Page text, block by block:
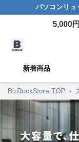
パソコンリュ
5,000
新着商品
BizRuckStore TOP ›